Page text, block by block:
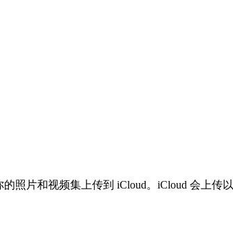
照片和视频集上传到 iCloud。iCloud 会上传